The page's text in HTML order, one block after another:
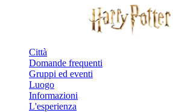
Città
Domande frequenti
Gruppi ed eventi
Luogo
Informazioni
L'esperienza